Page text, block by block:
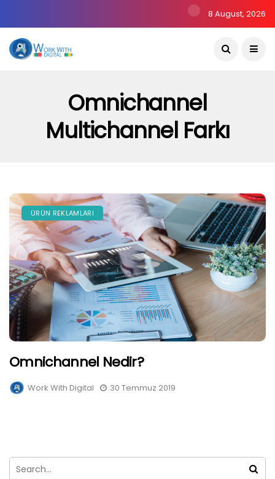
8 August, 2026
Omnichannel
Multichannel Farkı
ÜRÜN REKLAMLARI
Omnichannel Nedir?
Work With Digital 30 Temmuz 2019